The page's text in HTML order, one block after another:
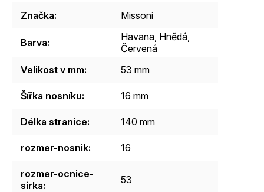
Značka: Missoni
Barva: Havana Hnědá
Červená
Velikost v mm: 53 mm
Šířka nosníku: 16 mm
Délka stranice: 140 mm
rozmer-nosnik: 16
rozmer-ocnice-
sirka: 53